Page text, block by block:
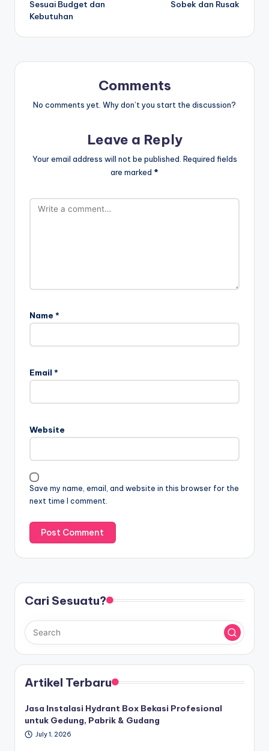
Sesuai Budget dan
Kebutuhan
Sobek dan Rusak
Comments
No comments yet. Why don’t you start the discussion?
Leave a Reply
Your email address will not be published. Required fields
are marked *
Name *
Email *
Website
Save my name, email, and website in this browser for the
next time I comment.
Cari Sesuatu?
Artikel Terbaru
Jasa Instalasi Hydrant Box Bekasi Profesional
untuk Gedung, Pabrik & Gudang
July 1, 2026